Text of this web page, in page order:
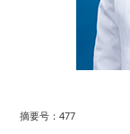
摘要号：477